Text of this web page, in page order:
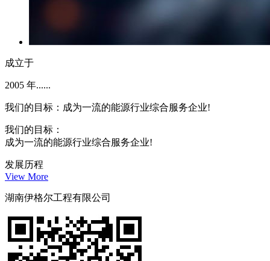
成立于
2005 年......
我们的目标：成为一流的能源行业综合服务企业!
我们的目标：
成为一流的能源行业综合服务企业!
发展历程
View More
湖南伊格尔工程有限公司